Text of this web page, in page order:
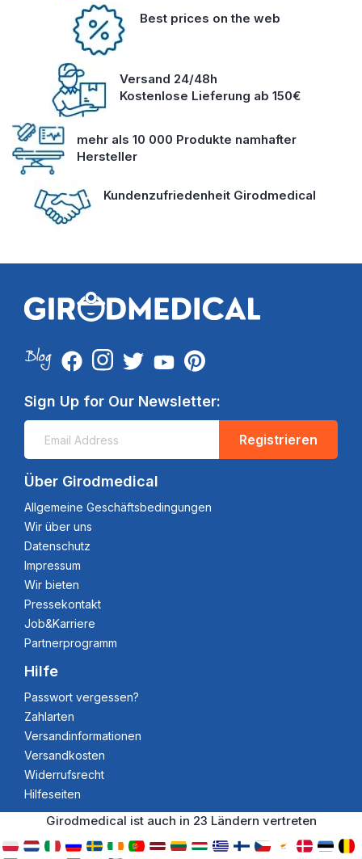
Best prices on the web
Versand 24/48h
Kostenlose Lieferung ab 150€
mehr als 10 000 Produkte namhafter
Hersteller
Kundenzufriedenheit Girodmedical
Sign Up for Our Newsletter:
Registrieren
Über Girodmedical
Allgemeine Geschäftsbedingungen
Wir über uns
Datenschutz
Impressum
Wir bieten
Pressekontakt
Job&Karriere
Partnerprogramm
Hilfe
Passwort vergessen?
Zahlarten
Versandinformationen
Versandkosten
Widerrufsrecht
Hilfeseiten
Girodmedical ist auch in 23 Ländern vertreten